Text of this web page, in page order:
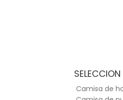
SELECCION
Camisa de